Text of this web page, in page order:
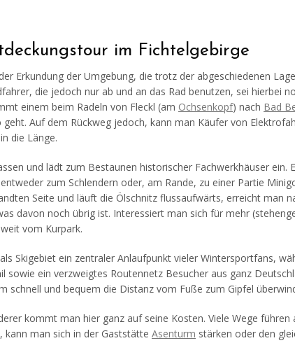
im Fichtelgebirge
Erkundung der Umgebung, die trotz der abgeschiedenen
die jedoch nur ab und an das Rad benutzen, sei hierbei
einem beim Radeln von Fleckl (am Ochsenkopf) nach Bad
geht. Auf dem Rückweg jedoch, kann man Käufer von
die Länge.
und lädt zum Bestaunen historischer Fachwerkhäuser ein.
zum Schlendern oder, am Rande, zu einer Partie
Seite und läuft die Ölschnitz flussaufwärts, erreicht man
davon noch übrig ist. Interessiert man sich für mehr
vom Kurpark.
Skigebiet ein zentraler Anlaufpunkt vieler Wintersportfans,
sowie ein verzweigtes Routennetz Besucher aus ganz
schnell und bequem die Distanz vom Fuße zum Gipfel
kommt man hier ganz auf seine Kosten. Viele Wege führen
man sich in der Gaststätte Asenturm stärken oder den